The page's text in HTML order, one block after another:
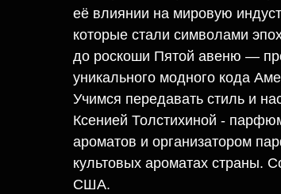
её влиянии на мировую
которые стали символами
до роскоши Пятой авеню —
уникального модного кода
Учимся передавать стиль и
Ксенией Толстихиной -
ароматов и организатором
культовых ароматах страны.
США.